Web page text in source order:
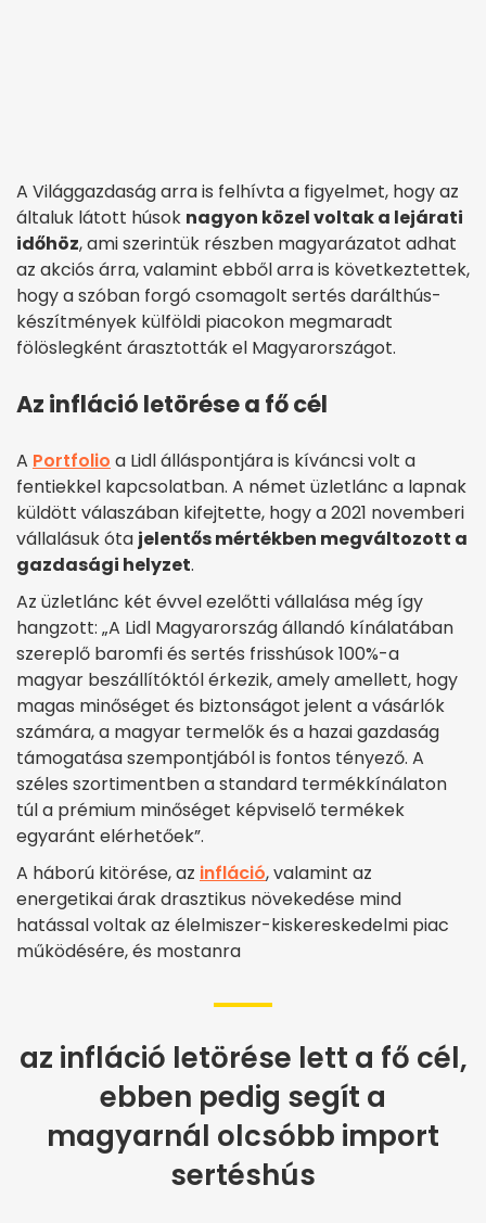
A Világgazdaság arra is felhívta a figyelmet, hogy az
általuk látott húsok nagyon közel voltak a lejárati
időhöz, ami szerintük részben magyarázatot adhat
az akciós árra, valamint ebből arra is következtettek,
hogy a szóban forgó csomagolt sertés darálthús-
készítmények külföldi piacokon megmaradt
fölöslegként árasztották el Magyarországot.
Az infláció letörése a fő cél
A Portfolio a Lidl álláspontjára is kíváncsi volt a
fentiekkel kapcsolatban. A német üzletlánc a lapnak
küldött válaszában kifejtette, hogy a 2021 novemberi
vállalásuk óta jelentős mértékben megváltozott a
gazdasági helyzet.
Az üzletlánc két évvel ezelőtti vállalása még így
hangzott: „A Lidl Magyarország állandó kínálatában
szereplő baromfi és sertés frisshúsok 100%-a
magyar beszállítóktól érkezik, amely amellett, hogy
magas minőséget és biztonságot jelent a vásárlók
számára, a magyar termelők és a hazai gazdaság
támogatása szempontjából is fontos tényező. A
széles szortimentben a standard termékkínálaton
túl a prémium minőséget képviselő termékek
egyaránt elérhetőek”.
A háború kitörése, az infláció, valamint az
energetikai árak drasztikus növekedése mind
hatással voltak az élelmiszer-kiskereskedelmi piac
működésére, és mostanra
az infláció letörése lett a fő cél,
ebben pedig segít a
magyarnál olcsóbb import
sertéshús